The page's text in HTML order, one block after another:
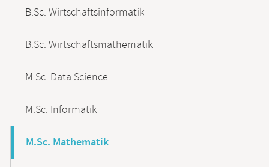
B.Sc. Wirtschaftsinformatik
B.Sc. Wirtschaftsmathematik
M.Sc. Data Science
M.Sc. Informatik
M.Sc. Mathematik